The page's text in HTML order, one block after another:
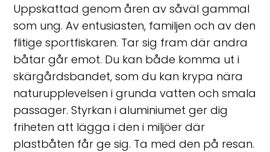
Uppskattad genom åren av såväl gammal
som ung. Av entusiasten, familjen och av den
flitige sportfiskaren. Tar sig fram där andra
båtar går emot. Du kan både komma ut i
skärgårdsbandet, som du kan krypa nära
naturupplevelsen i grunda vatten och smala
passager. Styrkan i aluminiumet ger dig
friheten att lägga i den i miljöer där
plastbåten får ge sig. Ta med den på resan.